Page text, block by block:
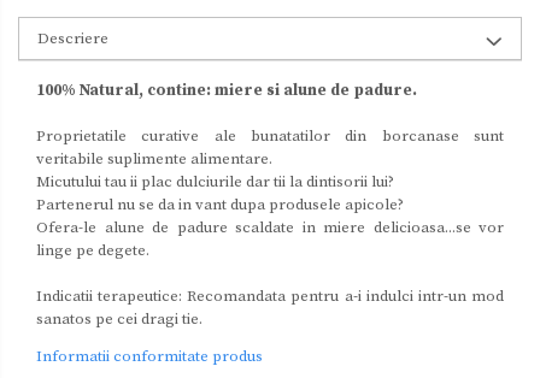
Descriere
100% Natural, contine: miere si alune de padure.
Proprietatile curative ale bunatatilor din borcanase sunt
veritabile suplimente alimentare.
Micutului tau ii plac dulciurile dar tii la dintisorii lui?
Partenerul nu se da in vant dupa produsele apicole?
Ofera-le alune de padure scaldate in miere delicioasa...se vor
linge pe degete.
Indicatii terapeutice: Recomandata pentru a-i indulci intr-un mod
sanatos pe cei dragi tie.
Informatii conformitate produs